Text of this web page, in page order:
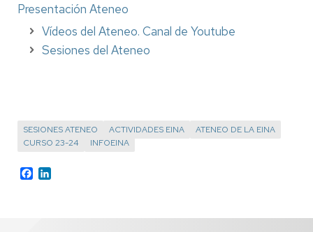
Presentación Ateneo
Vídeos del Ateneo. Canal de Youtube
Sesiones del Ateneo
SESIONES ATENEO ACTIVIDADES EINA
ATENEO DE LA EINA
CURSO 23-24
INFOEINA
Facebook